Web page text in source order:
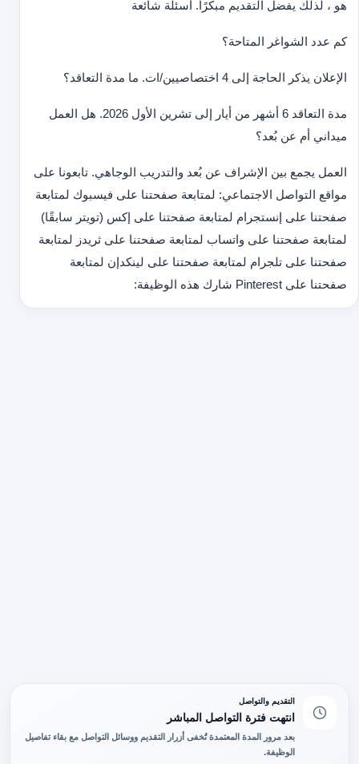
هو ، لذلك يفضل التقديم مبكرًا. أسئلة شائعة
كم عدد الشواغر المتاحة؟
الإعلان يذكر الحاجة إلى 4 اختصاصيين/ات. ما مدة التعاقد؟
مدة التعاقد 6 أشهر من أيار إلى تشرين الأول 2026. هل العمل
ميداني أم عن بُعد؟
العمل يجمع بين الإشراف عن بُعد والتدريب الوجاهي. تابعونا على
مواقع التواصل الاجتماعي: لمتابعة صفحتنا على فيسبوك لمتابعة
صفحتنا على إنستجرام لمتابعة صفحتنا على إكس (تويتر سابقًا)
لمتابعة صفحتنا على واتساب لمتابعة صفحتنا على ثريدز لمتابعة
صفحتنا على تلجرام لمتابعة صفحتنا على لينكدإن لمتابعة
صفحتنا على Pinterest شارك هذه الوظيفة:
التقديم والتواصل
انتهت فترة التواصل المباشر
بعد مرور المدة المعتمدة تُخفى أزرار التقديم ووسائل التواصل مع بقاء تفاصيل
الوظيفة.